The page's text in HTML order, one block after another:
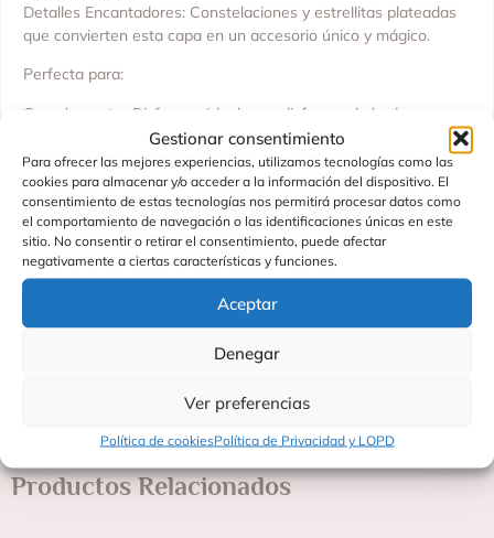
Gestionar consentimiento
Para ofrecer las mejores experiencias, utilizamos tecnologías como las
cookies para almacenar y/o acceder a la información del dispositivo. El
consentimiento de estas tecnologías nos permitirá procesar datos como
el comportamiento de navegación o las identificaciones únicas en este
sitio. No consentir o retirar el consentimiento, puede afectar
negativamente a ciertas características y funciones.
Aceptar
Denegar
Ver preferencias
Política de cookiesPolítica de Privacidad y LOPD
Detalles Encantadores: Constelaciones y estrellitas plateadas
que convierten esta capa en un accesorio único y mágico.
Perfecta para:
Complementar Disfraces: Ideal para disfraces de hadas,
princesas cósmicas u otros personajes fantásticos.
Juegos Imaginativos: Estimula la creatividad mientras tu
pequeña se transforma en su personaje favorito del universo.
Sesiones de Fotos: Captura momentos mágicos y recuerdos
inolvidables con esta capa que realza cualquier escena.
Haz que cada día sea una aventura mágica con la capa
Productos Relacionados